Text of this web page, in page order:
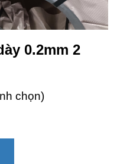
0.2mm 2
chọn)